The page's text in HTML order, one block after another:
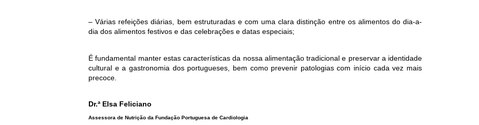
– Várias refeições diárias, bem estruturadas e com uma clara distinção entre os alimentos do dia-a-
dia dos alimentos festivos e das celebrações e datas especiais;
É fundamental manter estas características da nossa alimentação tradicional e preservar a identidade
cultural e a gastronomia dos portugueses, bem como prevenir patologias com início cada vez mais
precoce.
Dr.ª Elsa Feliciano
Assessora de Nutrição da Fundação Portuguesa de Cardiologia